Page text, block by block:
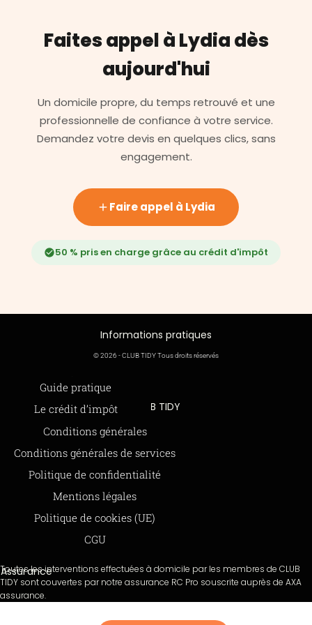
Faites appel à Lydia dès
aujourd'hui
Un domicile propre, du temps retrouvé et une
professionnelle de confiance à votre service.
Demandez votre devis en quelques clics, sans
engagement.
Faire appel à Lydia
50 % pris en charge grâce au crédit d'impôt
Informations pratiques
Guide pratique
Le crédit d’impôt
Offre de parrainage 50-50
FAQ
BLOG
© 2026 - CLUB TIDY Tous droits réservés
Informations légales
Conditions générales
Conditions générales de services
Politique de confidentialité
Mentions légales
Politique de cookies (UE)
CGU
CLUB TIDY
SAS CLUB TIDY
165 Avenue de Bretagne
59000 LILLE
979 480 886 RCS LILLE Métropole
Moyens de paiements
Assurance
Toutes les interventions effectuées à domicile par les membres de CLUB
TIDY sont couvertes par notre assurance RC Pro souscrite auprès de AXA
assurance.